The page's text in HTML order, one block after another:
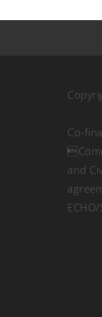
Co-
and